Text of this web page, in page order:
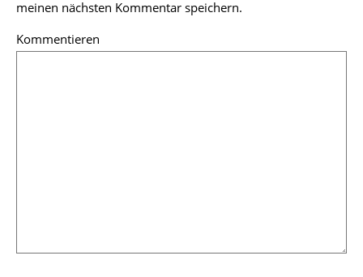
meinen nächsten Kommentar speichern.
Kommentieren